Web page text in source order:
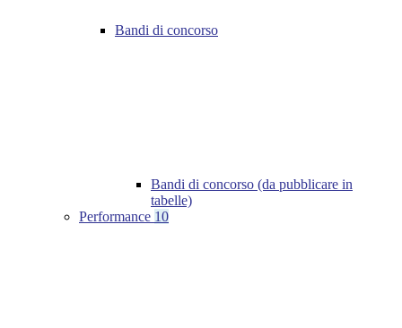
Bandi di concorso
Bandi di concorso (da pubblicare in
tabelle)
Performance 10